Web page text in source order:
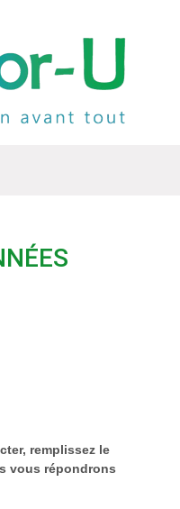
remplissez le
vous répondrons